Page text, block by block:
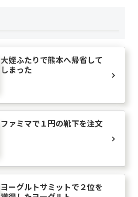
大姪ふたりで熊本へ帰省して
しまった
ファミマで１円の靴下を注文
ヨーグルトサミットで２位を